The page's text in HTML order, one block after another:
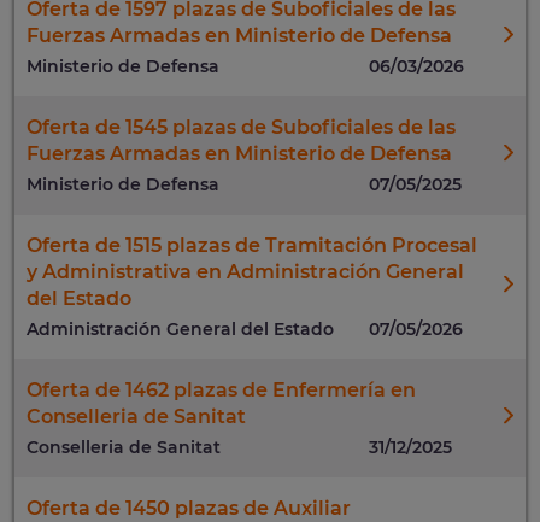
Oferta de 1597 plazas de Suboficiales de las
Fuerzas Armadas en Ministerio de Defensa
Ministerio de Defensa 06/03/2026
Oferta de 1545 plazas de Suboficiales de las
Fuerzas Armadas en Ministerio de Defensa
Ministerio de Defensa 07/05/2025
Oferta de 1515 plazas de Tramitación Procesal
y Administrativa en Administración General
del Estado
Administración General del Estado 07/05/2026
Oferta de 1462 plazas de Enfermería en
Conselleria de Sanitat
Conselleria de Sanitat 31/12/2025
Oferta de 1450 plazas de Auxiliar